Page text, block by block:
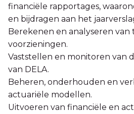
financiële rapportages,
en bijdragen aan het
Berekenen en analyseren van
voorzieningen.
Vaststellen en monitoren van
van DELA.
Beheren, onderhouden en
actuariële modellen.
Uitvoeren van financiële en